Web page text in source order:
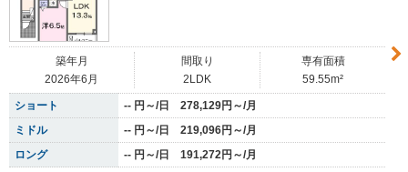
築年月
2026年6月
間取り
2LDK
専有面積
59.55m²
ショート
-- 円～/日 278,129円～/月
ミドル
-- 円～/日 219,096円～/月
ロング
-- 円～/日 191,272円～/月